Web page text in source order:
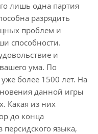
лишь одна партия
разрядить
проблем и
способности.
и
ума. По
более 1500 лет. На
данной игры
Какая из них
до конца
языка,